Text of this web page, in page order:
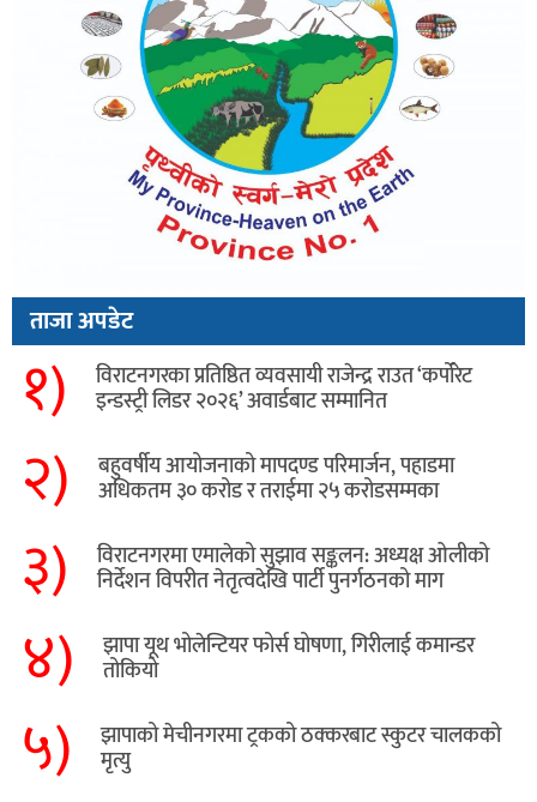
ताजा अपडेट
१) विराटनगरका प्रतिष्ठित व्यवसायी राजेन्द्र राउत ‘कर्पोरेट
इन्डस्ट्री लिडर २०२६’ अवार्डबाट सम्मानित
२) बहुवर्षीय आयोजनाको मापदण्ड परिमार्जन, पहाडमा
अधिकतम ३० करोड र तराईमा २५ करोडसम्मका
३) विराटनगरमा एमालेको सुझाव सङ्कलन: अध्यक्ष ओलीको
निर्देशन विपरीत नेतृत्वदेखि पार्टी पुनर्गठनको माग
४) झापा यूथ भोलेन्टियर फोर्स घोषणा, गिरीलाई कमान्डर
तोकियो
५) ​झापाको मेचीनगरमा ट्रकको ठक्करबाट स्कुटर चालकको
मृत्यु